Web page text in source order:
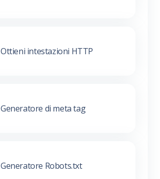
Ottieni intestazioni HTTP
Generatore di meta tag
Generatore Robots.txt